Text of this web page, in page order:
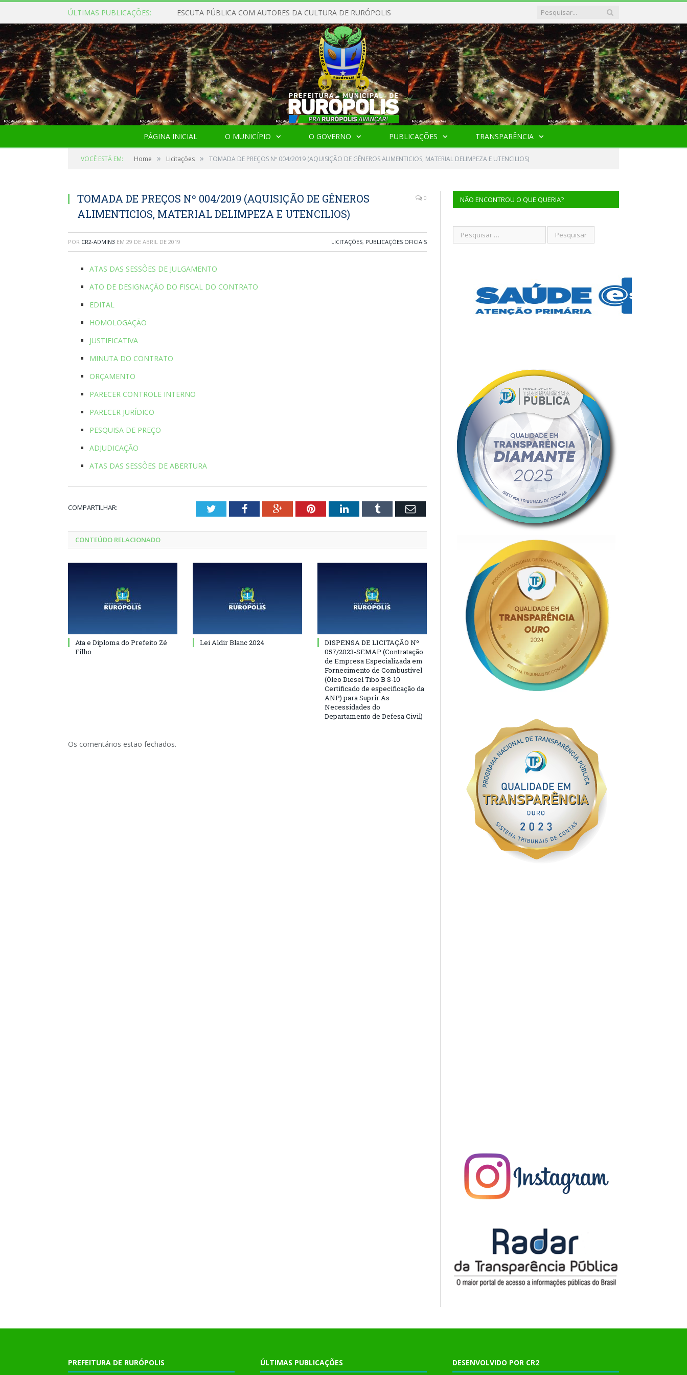
ÚLTIMAS PUBLICAÇÕES: ESCUTA PÚBLICA COM AUTORES DA CULTURA DE RURÓPOLIS
PÁGINA INICIAL O MUNICÍPIO O GOVERNO PUBLICAÇÕES TRANSPARÊNCIA
VOCÊ ESTÁ EM: Home » Licitações » TOMADA DE PREÇOS Nº 004/2019 (AQUISIÇÃO DE GÊNEROS ALIMENTICIOS, MATERIAL DELIMPEZA E UTENCILIOS)
TOMADA DE PREÇOS Nº 004/2019 (AQUISIÇÃO DE GÊNEROS
ALIMENTICIOS, MATERIAL DELIMPEZA E UTENCILIOS)
0
POR CR2-ADMIN3 EM 29 DE ABRIL DE 2019 LICITAÇÕES, PUBLICAÇÕES OFICIAIS
ATAS DAS SESSÕES DE JULGAMENTO
ATO DE DESIGNAÇÃO DO FISCAL DO CONTRATO
EDITAL
HOMOLOGAÇÃO
JUSTIFICATIVA
MINUTA DO CONTRATO
ORÇAMENTO
PARECER CONTROLE INTERNO
PARECER JURÍDICO
PESQUISA DE PREÇO
ADJUDICAÇÃO
ATAS DAS SESSÕES DE ABERTURA
COMPARTILHAR: TwitterFacebookGoogle+PinterestLinkedInTumblr Email
CONTEÚDO RELACIONADO
Ata e Diploma do Prefeito Zé
Filho
Lei Aldir Blanc 2024
DISPENSA DE LICITAÇÃO Nº
057/2023-SEMAP (Contratação
de Empresa Especializada em
Fornecimento de Combustível
(Óleo Diesel Tibo B S-10
Certificado de especificação da
ANP) para Suprir As
Necessidades do
Departamento de Defesa Civil)
Os comentários estão fechados.
NÃO ENCONTROU O QUE QUERIA?
PREFEITURA DE RURÓPOLIS ÚLTIMAS PUBLICAÇÕES DESENVOLVIDO POR CR2